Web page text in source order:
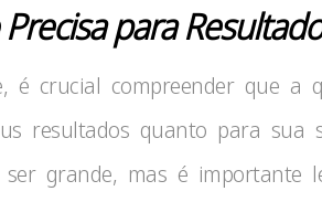
para
é crucial compreender que a
resultados quanto para sua
ser grande, mas é importante